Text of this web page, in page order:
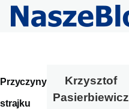
Przejdź do treści
Przyczyny
strajku
Krzysztof
Pasierbiewicz